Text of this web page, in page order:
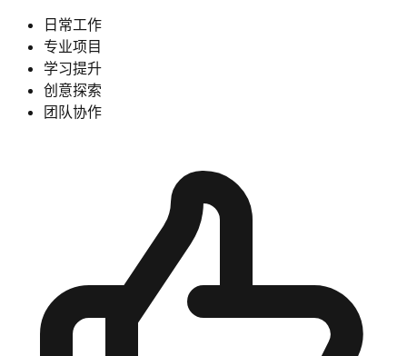
日常工作
专业项目
学习提升
创意探索
团队协作